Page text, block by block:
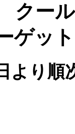
クー
ゲッ
より順